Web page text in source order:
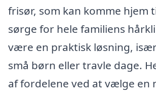
frisør, som kan komme hjem
sørge for hele familiens
være en praktisk løsning,
små børn eller travle dage.
af fordelene ved at vælge en